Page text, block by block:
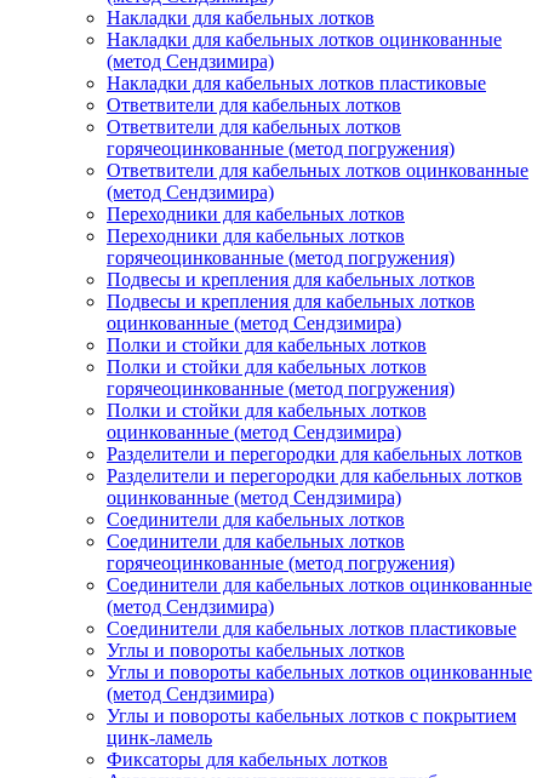
Накладки для кабельных лотков
Накладки для кабельных лотков оцинкованные
(метод Сендзимира)
Накладки для кабельных лотков пластиковые
Ответвители для кабельных лотков
Ответвители для кабельных лотков
горячеоцинкованные (метод погружения)
Ответвители для кабельных лотков оцинкованные
(метод Сендзимира)
Переходники для кабельных лотков
Переходники для кабельных лотков
горячеоцинкованные (метод погружения)
Подвесы и крепления для кабельных лотков
Подвесы и крепления для кабельных лотков
оцинкованные (метод Сендзимира)
Полки и стойки для кабельных лотков
Полки и стойки для кабельных лотков
горячеоцинкованные (метод погружения)
Полки и стойки для кабельных лотков
оцинкованные (метод Сендзимира)
Разделители и перегородки для кабельных лотков
Разделители и перегородки для кабельных лотков
оцинкованные (метод Сендзимира)
Соединители для кабельных лотков
Соединители для кабельных лотков
горячеоцинкованные (метод погружения)
Соединители для кабельных лотков оцинкованные
(метод Сендзимира)
Соединители для кабельных лотков пластиковые
Углы и повороты кабельных лотков
Углы и повороты кабельных лотков оцинкованные
(метод Сендзимира)
Углы и повороты кабельных лотков с покрытием
цинк-ламель
Фиксаторы для кабельных лотков